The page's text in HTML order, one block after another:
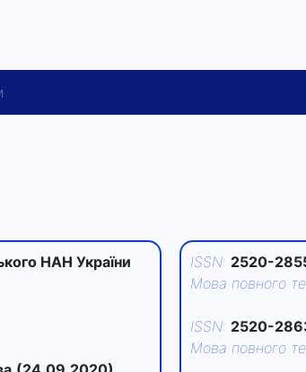
НАН України
ISSN: 2520-
Мова повного
ISSN: 2520-
Мова повного